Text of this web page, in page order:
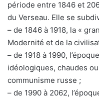
période entre 1846 et
du Verseau. Elle se
– de 1846 à 1918, la «
Modernité et de la
– de 1918 à 1990,
idéologiques, chaudes
communisme russe ;
– de 1990 à 2062,